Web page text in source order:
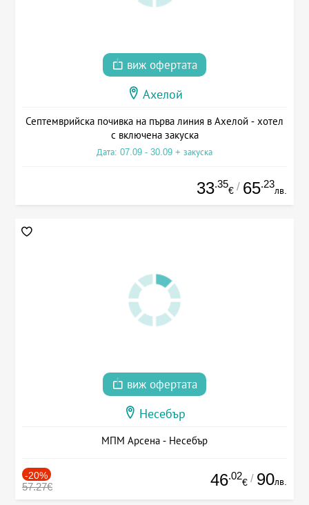
виж офертата
Ахелой
Септемврийска почивка на първа линия в Ахелой - хотел
с включена закуска
Дата: 07.09 - 30.09 + закуска
33.35
€ / 65.23
лв.
виж офертата
Несебър
МПМ Арсена - Несебър
-20%
57.27€ 46.02
€ / 90лв.